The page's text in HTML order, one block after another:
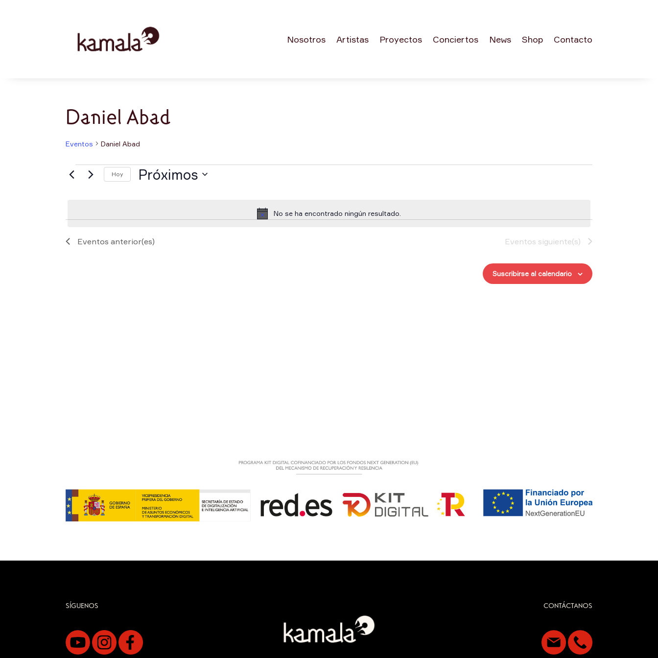
Nosotros Artistas Proyectos Conciertos News Shop Contacto
Daniel Abad
Eventos Daniel Abad
Eventos
Aviso
No se ha encontrado ningún resultado.
Hoy Próximos
Eventos anterior(es) Eventos siguiente(s)
Suscribirse al calendario
SÍGUENOS CONTÁCTANOS